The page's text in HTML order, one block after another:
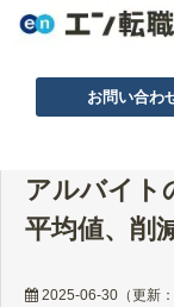
お問い合わ
アルバイト
平均値、削
2025-06-30 （更新：